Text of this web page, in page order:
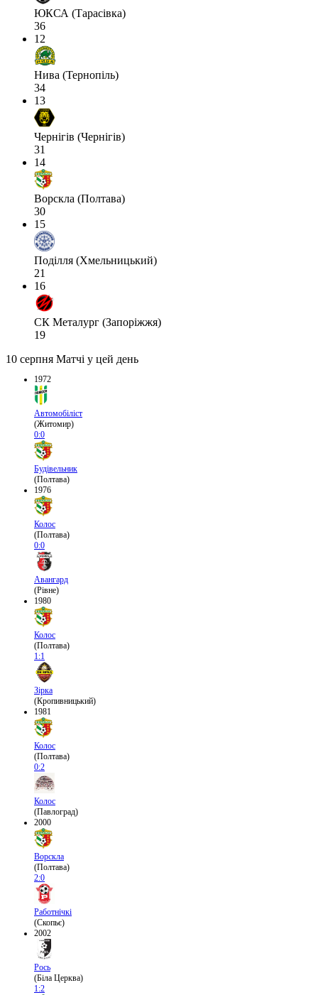
ЮКСА (Тарасівка)
36
12
Нива (Тернопіль)
34
13
Чернігів (Чернігів)
31
14
Ворскла (Полтава)
30
15
Поділля (Хмельницький)
21
16
СК Металург (Запоріжжя)
19
10 серпня Матчі у цей день
1972
Автомобіліст
(Житомир)
0:0
Будівельник
(Полтава)
1976
Колос
(Полтава)
0:0
Авангард
(Рівне)
1980
Колос
(Полтава)
1:1
Зірка
(Кропивницький)
1981
Колос
(Полтава)
0:2
Колос
(Павлоград)
2000
Ворскла
(Полтава)
2:0
Работнічкі
(Скопьє)
2002
Рось
(Біла Церква)
1:2